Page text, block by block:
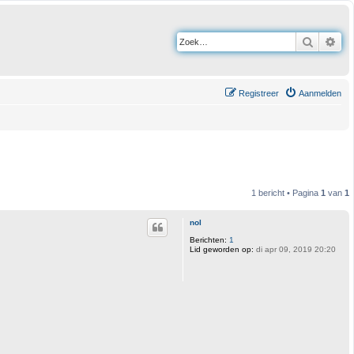
Zoek
Aanmelden
Registreer
1 bericht • Pagina 1 van 1
nol
Berichten: 1
Lid geworden op: di apr 09, 2019 20:20